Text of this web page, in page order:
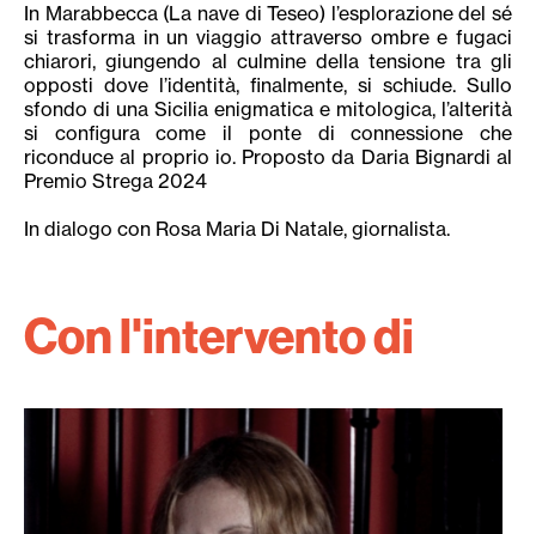
In Marabbecca (La nave di Teseo) l’esplorazione del sé
si trasforma in un viaggio attraverso ombre e fugaci
chiarori, giungendo al culmine della tensione tra gli
opposti dove l’identità, finalmente, si schiude. Sullo
sfondo di una Sicilia enigmatica e mitologica, l’alterità
si configura come il ponte di connessione che
riconduce al proprio io. Proposto da Daria Bignardi al
Premio Strega 2024
In dialogo con Rosa Maria Di Natale, giornalista.
Con l'intervento di